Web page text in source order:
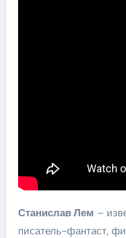
Станислав Лем –
писатель-фантаст,